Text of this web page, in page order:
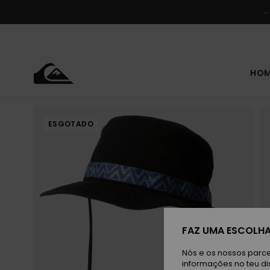
do
ESGOTADO
FAZ UMA
Nós e os nossos
informações no teu